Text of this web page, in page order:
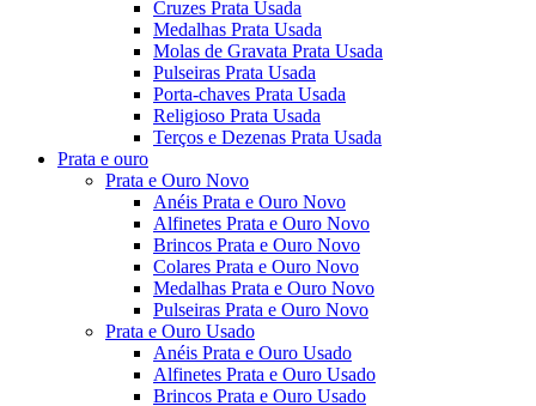
Cruzes Prata Usada
Medalhas Prata Usada
Molas de Gravata Prata Usada
Pulseiras Prata Usada
Porta-chaves Prata Usada
Religioso Prata Usada
Terços e Dezenas Prata Usada
Prata e ouro
Prata e Ouro Novo
Anéis Prata e Ouro Novo
Alfinetes Prata e Ouro Novo
Brincos Prata e Ouro Novo
Colares Prata e Ouro Novo
Medalhas Prata e Ouro Novo
Pulseiras Prata e Ouro Novo
Prata e Ouro Usado
Anéis Prata e Ouro Usado
Alfinetes Prata e Ouro Usado
Brincos Prata e Ouro Usado